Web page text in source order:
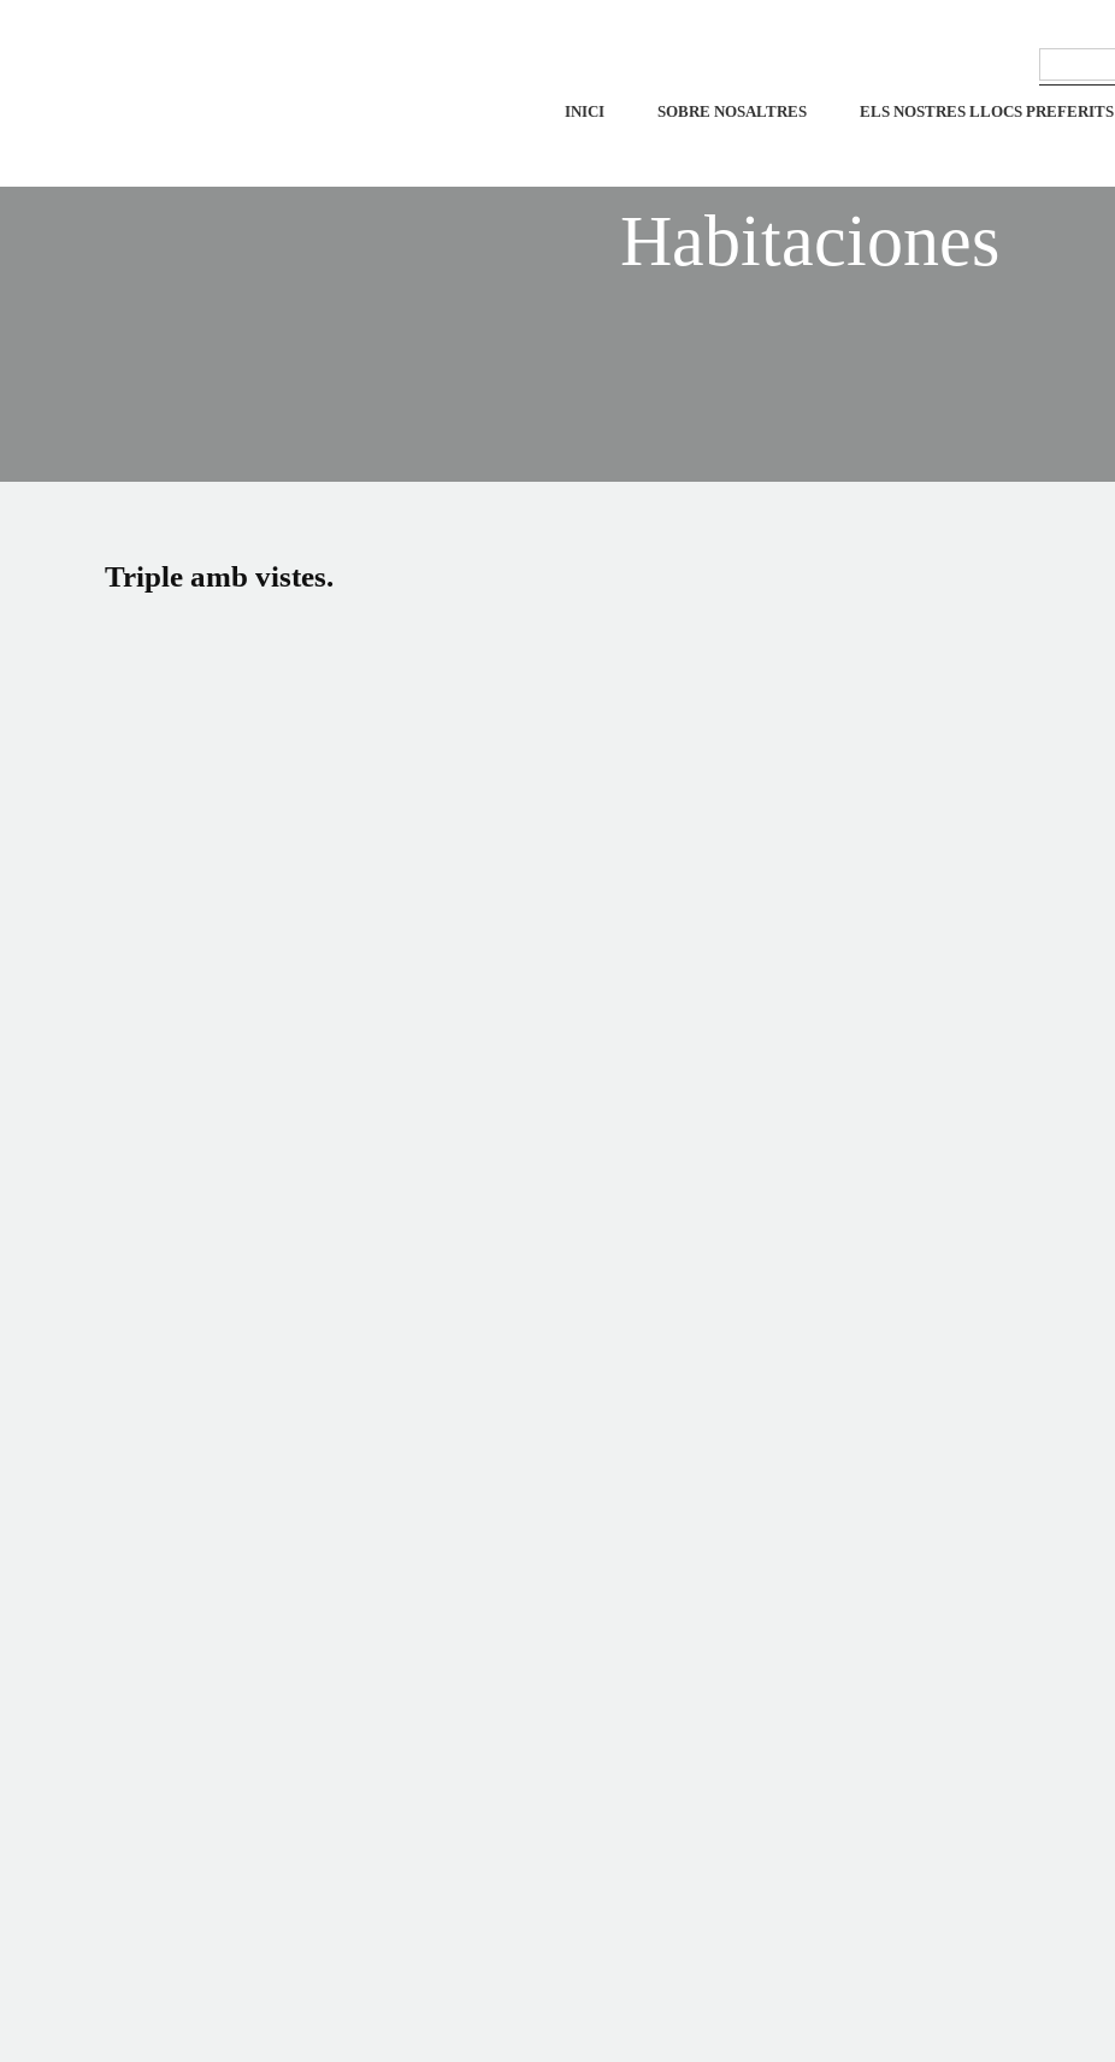
INICI SOBRE NOSALTRES ELS NOSTRES LLOCS PREFERITS
Habitaciones
Triple amb vistes.